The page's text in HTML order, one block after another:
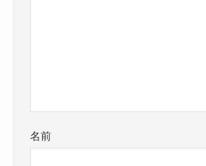
名前